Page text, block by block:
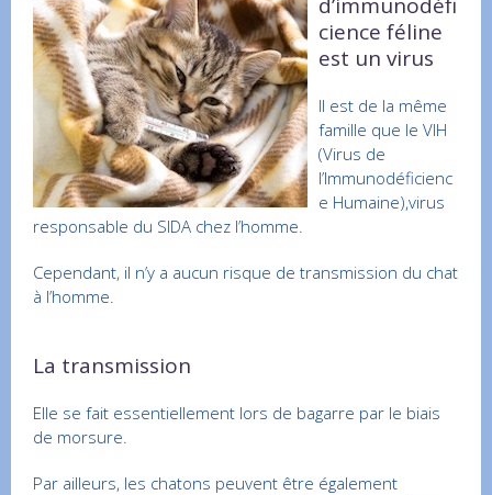
cience féline
est un virus
Il est de la même
famille que le VIH
(Virus de
l’Immunodéficienc
e Humaine),virus
responsable du SIDA chez l’homme.
Cependant, il n’y a aucun risque de transmission du chat
à l’homme.
La transmission
Elle se fait essentiellement lors de bagarre par le biais
de morsure.
Par ailleurs, les chatons peuvent être également